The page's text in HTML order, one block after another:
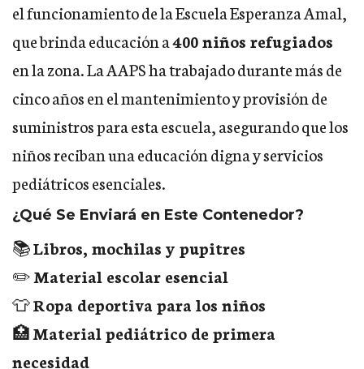
el funcionamiento de la Escuela Esperanza Amal,
que brinda educación a400 niños refugiados
en la zona. La AAPS ha trabajado durante más de
cinco años en el mantenimiento y provisión de
suministros para esta escuela, asegurando que los
niños reciban una educación digna y servicios
pediátricos esenciales.
¿Qué Se Enviará en Este Contenedor?
📚Libros, mochilas y pupitres
✏️Material escolar esencial
👕Ropa deportiva para los niños
🏥Material pediátrico de primera
necesidad